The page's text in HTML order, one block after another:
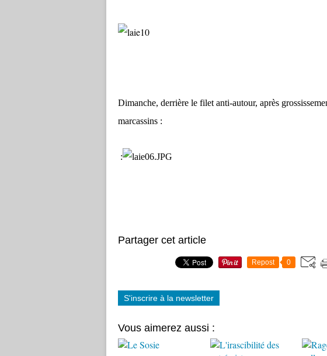
Dimanche, derrière le filet anti-autour, après
marcassins :
:
Partager cet article
Repost 0
S'inscrire à la newsletter
Vous aimerez aussi :